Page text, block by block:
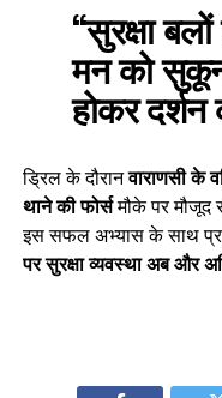
“सुरक्षा
मन को
होकर
ड्रिल के दौरानवाराणसी के
थाने की फोर्समौके पर मौजूद
इस सफल अभ्यास के साथ
पर सुरक्षा व्यवस्था अब और